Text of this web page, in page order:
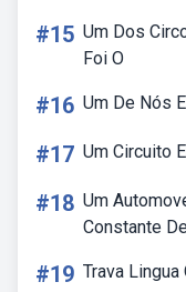
#15 Um Dos
Foi O
#16 Um De Nós
#17 Um Circuito
#18 Um
Constante
#19 Trava Lingua